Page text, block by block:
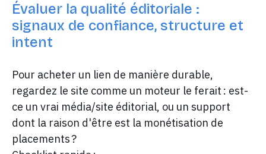
Évaluer la qualité éditoriale :
signaux de confiance, structure et
intent
Pour acheter un lien de manière durable,
regardez le site comme un moteur le ferait : est-
ce un vrai média/site éditorial, ou un support
dont la raison d'être est la monétisation de
placements ?